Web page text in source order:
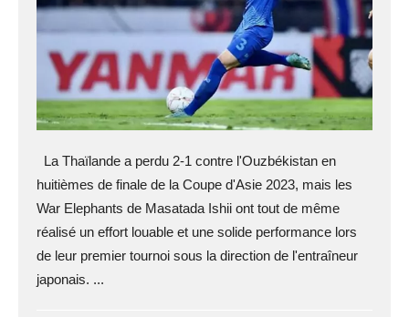
La Thaïlande a perdu 2-1 contre l'Ouzbékistan en
huitièmes de finale de la Coupe d'Asie 2023, mais les
War Elephants de Masatada Ishii ont tout de même
réalisé un effort louable et une solide performance lors
de leur premier tournoi sous la direction de l'entraîneur
japonais. ...